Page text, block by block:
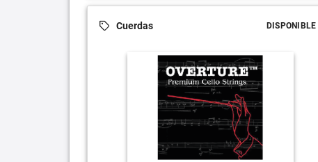
Cuerdas DISPONIBLE